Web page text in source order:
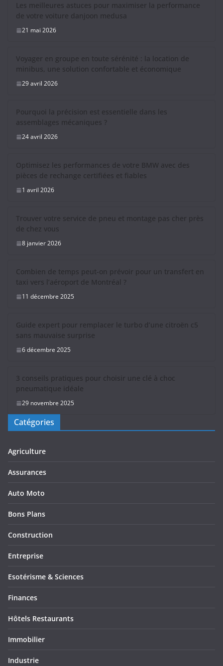
Les meilleures astuces pour maximiser la performance
de votre voiture danjoon medusa
21 mai 2026
Voyager en groupe en toute sérénité : la location de
minibus, une solution confortable et économique
29 avril 2026
Pourquoi la précision est essentielle dans les
assemblages mécaniques ?
24 avril 2026
Optimisez les performances de votre BMW avec des
pièces de rechange certifiées et fiables
1 avril 2026
Trouver votre service de pneu et montage pas cher près
de chez vous
8 janvier 2026
Combien de temps peut-on prévoir pour un transfert en
taxi vers l’aéroport de Montréal ?
11 décembre 2025
Guide expert pour remplacer le turbo d’une citroën c5
sans mauvaise surprise
6 décembre 2025
3 conseils pratiques pour choisir une clé à choc
pneumatique idéale
29 novembre 2025
Catégories
Agriculture
Assurances
Auto Moto
Bons Plans
Construction
Entreprise
Esotérisme & Sciences
Finances
Hôtels Restaurants
Immobilier
Industrie